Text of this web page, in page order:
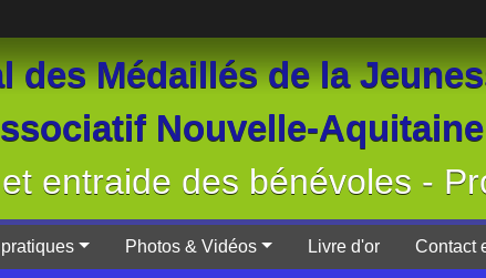
des Médaillés de la
Nouvelle-Aquitaine
entraide des bénévoles -
pratiques Photos & Vidéos Livre d'or Contact